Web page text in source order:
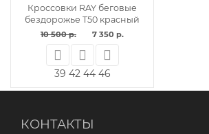
Кроссовки RAY беговые
бездорожье T50 красный
10 500 р. 7 350 р.
39 42 44 46
КОНТАКТЫ